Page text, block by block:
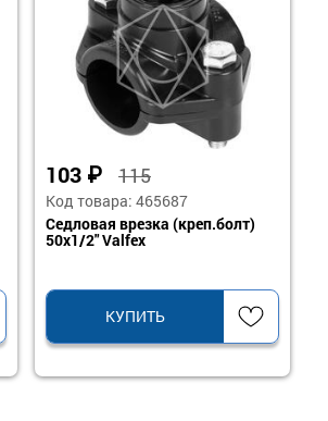
103 ₽ 115
Код товара: 465687
Седловая врезка (креп.болт)
50х1/2" Valfex
КУПИТЬ